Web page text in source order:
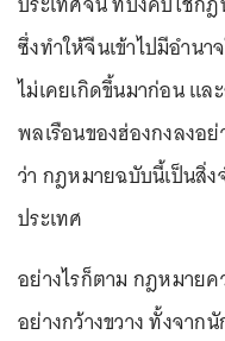
ซึ่งทำให้จีนเข้าไปมีอำน
ไม่เคยเกิดขึ้นมาก่อน แ
พลเรือนของฮ่องกงลงอ
ว่า กฎหมายฉบับนี้เป็นสิ่
ประเทศ
อย่างไรก็ตาม กฎหมาย
อย่างกว้างขวาง ทั้งจาก